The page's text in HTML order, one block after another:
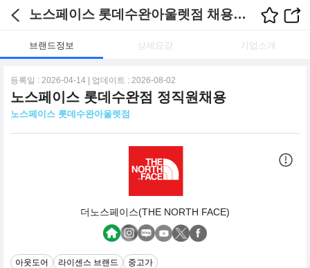
노스페이스 롯데수완아울렛점 채용정보
브랜드정보 상세요강 기업소개
등록일 : 2026-04-14 | 업데이트 : 2026-08-02
노스페이스 롯데수완점 정직원채용
노스페이스 롯데수완아울렛점
더노스페이스(THE NORTH FACE)
아웃도어 라이센스 브랜드 중고가